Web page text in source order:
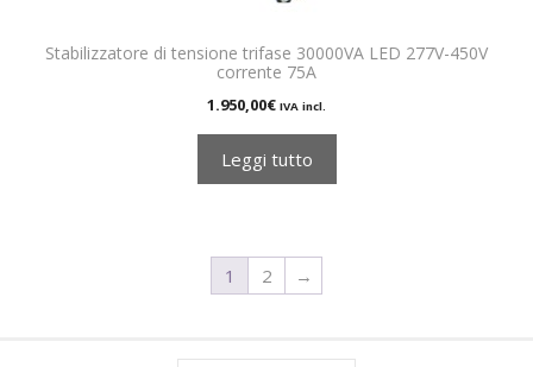
Stabilizzatore di tensione trifase 30000VA LED 277V-450V
corrente 75A
1.950,00€ IVA incl.
Leggi tutto
1 2 →